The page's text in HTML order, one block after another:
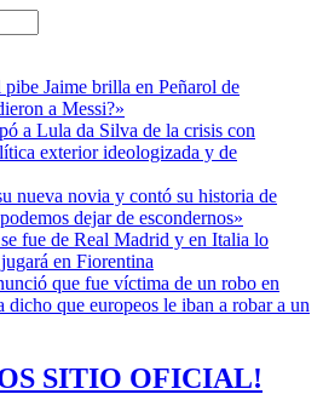
Jaime brilla en Peñarol de
a Messi?»
a Lula da Silva de la crisis con
exterior ideologizada y de
nueva novia y contó su historia de
dejar de escondernos»
fue de Real Madrid y en Italia lo
en Fiorentina
que fue víctima de un robo en
que europeos le iban a robar a un
SITIO OFICIAL!